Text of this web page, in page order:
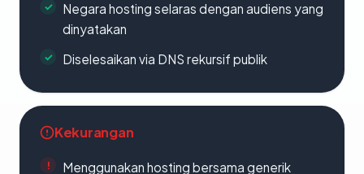
Negara hosting selaras dengan audiens yang
dinyatakan
Diselesaikan via DNS rekursif publik
Kekurangan
Menggunakan hosting bersama generik